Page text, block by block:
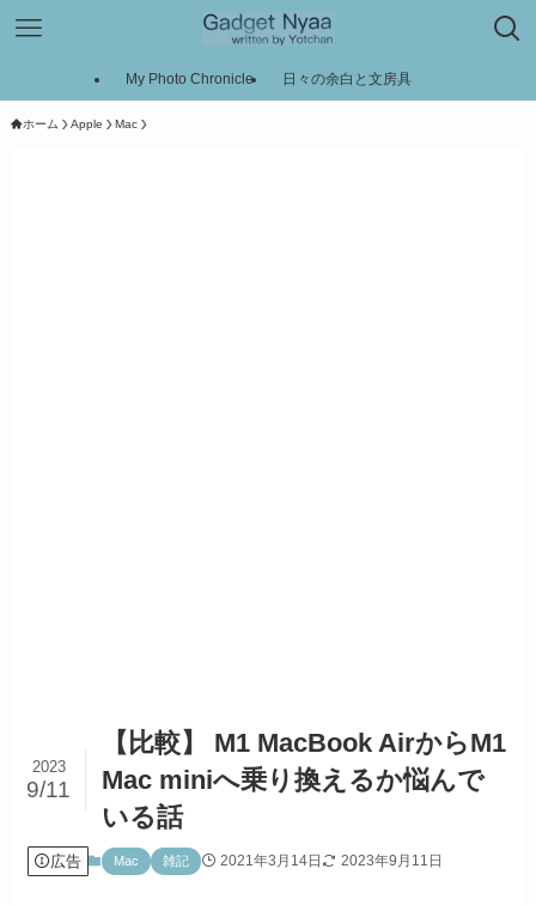
My Photo Chronicle 日々の余白と文房具
ホーム Apple Mac
【比較】 M1 MacBook AirからM1
Mac miniへ乗り換えるか悩んで
いる話
2023
9/11
広告 Mac 雑記 2021年3月14日 2023年9月11日